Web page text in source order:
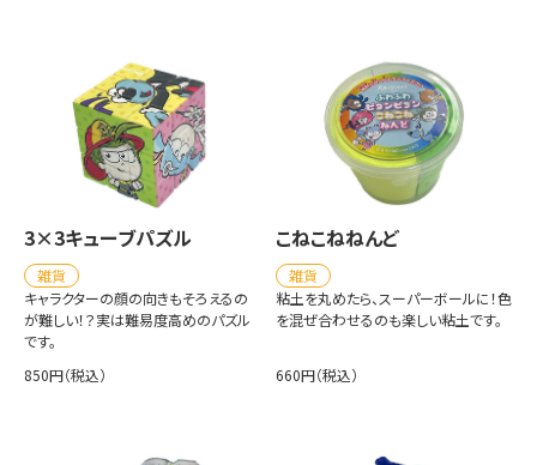
3×3キューブパズル
雑貨
キャラクターの顔の向きもそろえるの
が難しい！？実は難易度高めのパズル
です。
850円（税込）
こねこねねんど
雑貨
粘土を丸めたら、スーパーボールに！色
を混ぜ合わせるのも楽しい粘土です。
660円（税込）